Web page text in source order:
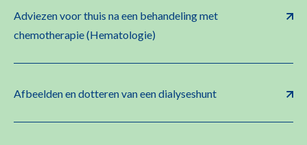
Adviezen voor thuis na een behandeling met
chemotherapie (Hematologie)
Afbeelden en dotteren van een dialyseshunt